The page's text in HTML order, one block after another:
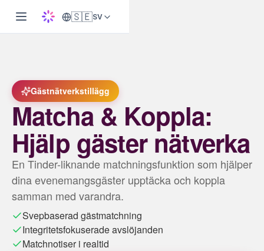
🇸🇪SV
Gästnätverkstillägg
Matcha & Koppla:
Hjälp gäster nätverka
En Tinder-liknande matchningsfunktion som hjälper
dina evenemangsgäster upptäcka och koppla
samman med varandra.
Svepbaserad gästmatchning
Integritetsfokuserade avslöjanden
Matchnotiser i realtid